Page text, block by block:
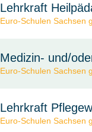
Lehrkraft
Euro-Schulen Sachsen
Medizin- und/
Euro-Schulen Sachsen
Lehrkraft
Euro-Schulen Sachsen